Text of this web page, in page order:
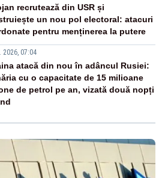
recrutează din USR și
un nou pol electoral: atacuri
pentru menținerea la putere
2026, 07:04
atacă din nou în adâncul Rusiei:
cu o capacitate de 15 milioane
de petrol pe an, vizată două nopți